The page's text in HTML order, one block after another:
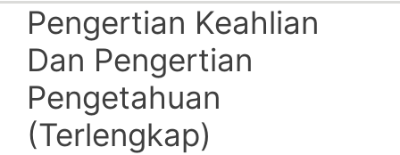
Pengertian Keahlian
Dan Pengertian
Pengetahuan
(Terlengkap)